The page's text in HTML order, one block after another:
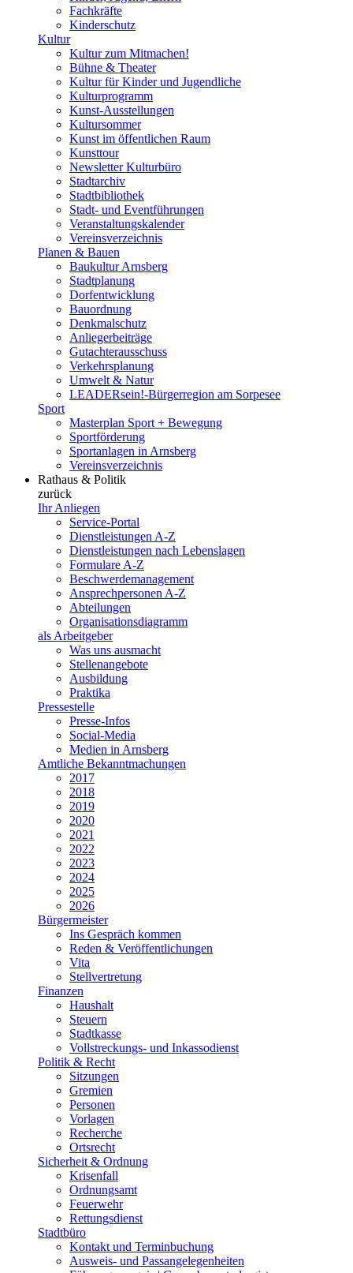
Fachkräfte
Kinderschutz
Kultur
Kultur zum Mitmachen!
Bühne & Theater
Kultur für Kinder und Jugendliche
Kulturprogramm
Kunst-Ausstellungen
Kultursommer
Kunst im öffentlichen Raum
Kunsttour
Newsletter Kulturbüro
Stadtarchiv
Stadtbibliothek
Stadt- und Eventführungen
Veranstaltungskalender
Vereinsverzeichnis
Planen & Bauen
Baukultur Arnsberg
Stadtplanung
Dorfentwicklung
Bauordnung
Denkmalschutz
Anliegerbeiträge
Gutachterausschuss
Verkehrsplanung
Umwelt & Natur
LEADERsein!-Bürgerregion am Sorpesee
Sport
Masterplan Sport + Bewegung
Sportförderung
Sportanlagen in Arnsberg
Vereinsverzeichnis
Rathaus & Politik
zurück
Ihr Anliegen
Service-Portal
Dienstleistungen A-Z
Dienstleistungen nach Lebenslagen
Formulare A-Z
Beschwerdemanagement
Ansprechpersonen A-Z
Abteilungen
Organisationsdiagramm
als Arbeitgeber
Was uns ausmacht
Stellenangebote
Ausbildung
Praktika
Pressestelle
Presse-Infos
Social-Media
Medien in Arnsberg
Amtliche Bekanntmachungen
2017
2018
2019
2020
2021
2022
2023
2024
2025
2026
Bürgermeister
Ins Gespräch kommen
Reden & Veröffentlichungen
Vita
Stellvertretung
Finanzen
Haushalt
Steuern
Stadtkasse
Vollstreckungs- und Inkassodienst
Politik & Recht
Sitzungen
Gremien
Personen
Vorlagen
Recherche
Ortsrecht
Sicherheit & Ordnung
Krisenfall
Ordnungsamt
Feuerwehr
Rettungsdienst
Stadtbüro
Kontakt und Terminbuchung
Ausweis- und Passangelegenheiten